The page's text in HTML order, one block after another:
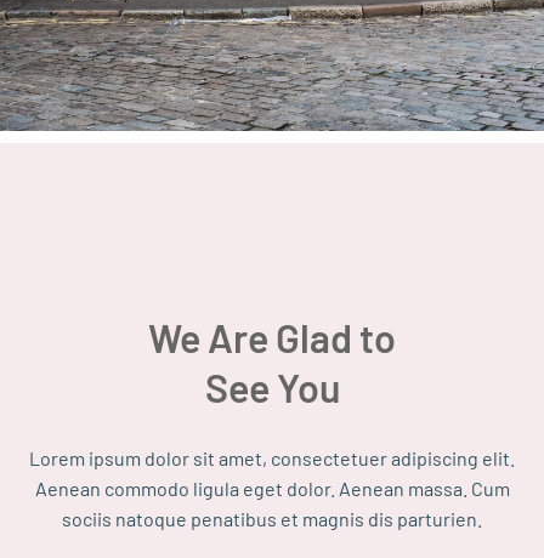
We Are Glad to
See You
Lorem ipsum dolor sit amet, consectetuer adipiscing elit.
Aenean commodo ligula eget dolor. Aenean massa. Cum
sociis natoque penatibus et magnis dis parturien.